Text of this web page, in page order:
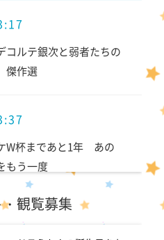
コルテ銀次と弱者たちの
作選
W杯まであと1年 あの
もう一度
3:45
観覧募集